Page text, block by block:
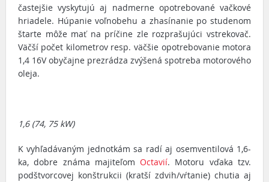
častejšie vyskytujú aj nadmerne opotrebované vačkové
hriadele. Húpanie voľnobehu a zhasínanie po studenom
štarte môže mať na príčine zle rozprašujúci vstrekovač.
Väčší počet kilometrov resp. väčšie opotrebovanie motora
1,4 16V obyčajne prezrádza zvýšená spotreba motorového
oleja.
1,6 (74, 75 kW)
K vyhľadávaným jednotkám sa radí aj osemventilová 1,6-
ka, dobre známa majiteľomOctavií. Motoru vďaka tzv.
podštvorcovej konštrukcii (kratší zdvih/vŕtanie) chutia aj